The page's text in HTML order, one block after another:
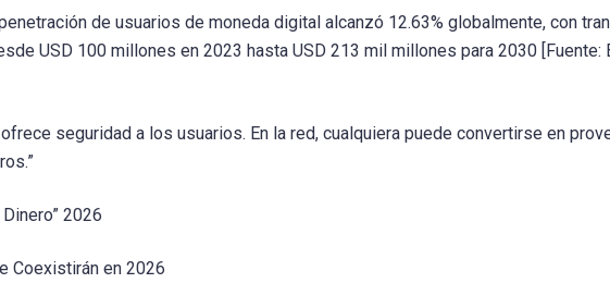
de usuarios de moneda digital alcanzó 12.63% globalmente, con
USD 100 millones en 2023 hasta USD 213 mil millones para 2030 [Fuente:
seguridad a los usuarios. En la red, cualquiera puede convertirse en
2026
Coexistirán en 2026